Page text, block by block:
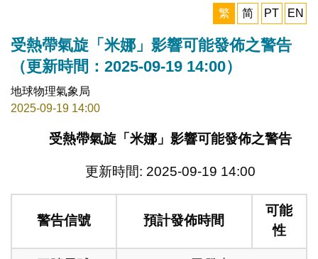
繁
简 PT EN
受熱帶氣旋「米娜」影響可能發佈之警告
（更新時間：2025-09-19 14:00）
地球物理氣象局
2025-09-19 14:00
受熱帶氣旋「米娜」影響可能發佈之警告
更新時間: 2025-09-19 14:00
警告信號 預計發佈時間
可能
性